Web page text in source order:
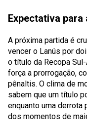
Expectativa para
A próxima partida é
vencer o Lanús por
o título da Recopa
força a prorrogação,
pênaltis. O clima de
sabem que um título
enquanto uma derrota
dos momentos de